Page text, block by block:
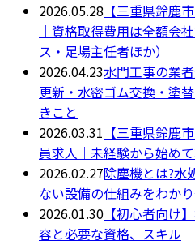
2026.05.28 【三重県鈴鹿
｜資格取得費用は全額会
ス・足場主任者ほか）
2026.04.23水門工事の業
更新・水密ゴム交換・塗
きこと
2026.03.31 【三重県鈴鹿
員求人｜未経験から始め
2026.02.27除塵機とは?水
ない設備の仕組みをわか
2026.01.30 【初心者向け
容と必要な資格、スキル